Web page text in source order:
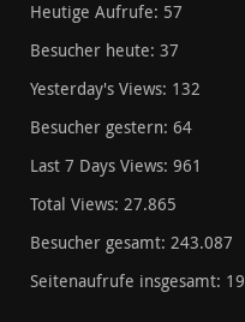
Heutige Aufrufe: 57
Besucher heute: 37
Yesterday's Views: 132
Besucher gestern: 64
Last 7 Days Views: 961
Total Views: 27.865
Besucher gesamt: 243.087
Seitenaufrufe insgesamt: 19